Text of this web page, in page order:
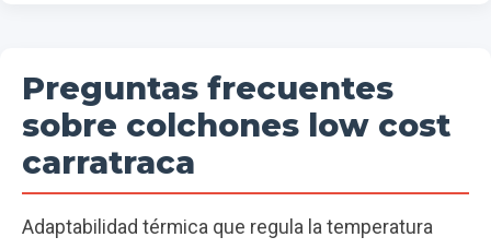
Preguntas frecuentes
sobre colchones low cost
carratraca
Adaptabilidad térmica que regula la temperatura